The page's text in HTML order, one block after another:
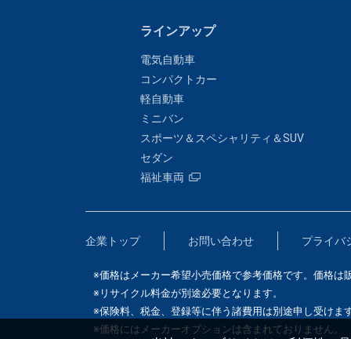
ラインアップ
電気自動車
コンパクトカー
軽自動車
ミニバン
スポーツ＆スペシャリティ＆SUV
セダン
福祉車両
企業トップ お問い合わせ プライバ
※価格はメーカー希望小売価格で参考価格です。価格
※リサイクル料金が別途必要となります。
※保険料、税金、登録等に伴う諸費用は別途申し受けま
※価格にはメーカーオプションは含まれておりません。